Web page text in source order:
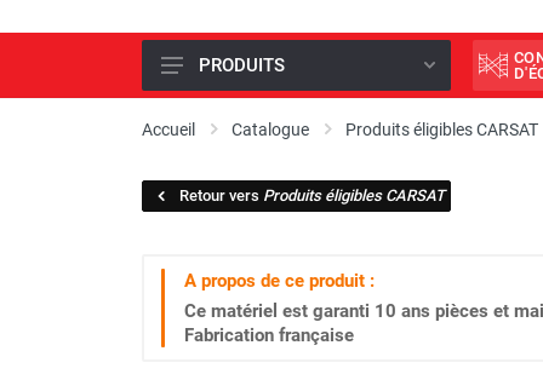
PROMOTIONS D'USINE
SCIAGE ET FORAGE
TRAVAIL DU BÉTON
MALAXEUR
PRODUITS
Accueil Catalogue Produits éligibles CARSAT
Retour vers Produits éligibles CARSAT
A propos de ce produit :
Ce matériel est garanti 10 ans pièces et
Fabrication française